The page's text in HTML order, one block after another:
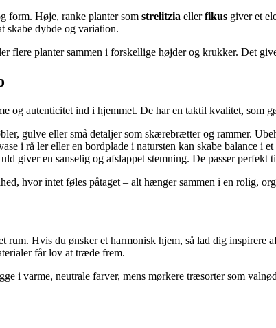
form. Høje, ranke planter som strelitzia ellerfikus giver et
skabe dybde og variation.
flere planter sammen i forskellige højder og krukker. Det
og autenticitet ind i hjemmet. De har en taktil kvalitet, som
gulve eller små detaljer som skærebrætter og rammer.
i rå ler eller en bordplade i natursten kan skabe balance i
giver en sanselig og afslappet stemning. De passer
hvor intet føles påtaget – alt hænger sammen i en rolig,
Hvis du ønsker et harmonisk hjem, så lad dig
får lov at træde frem.
i varme, neutrale farver, mens mørkere træsorter som